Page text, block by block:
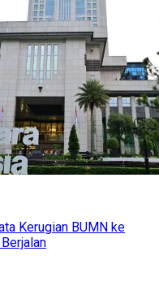
Kerugian BUMN ke